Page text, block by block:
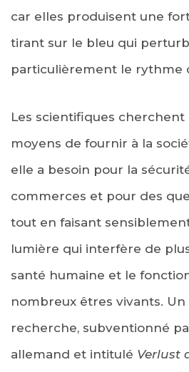
car elles produisent une
tirant sur le bleu qui
particulièrement le rythme
Les scientifiques cherchent
moyens de fournir à la
elle a besoin pour la
commerces et pour des
tout en faisant
lumière qui interfère de
santé humaine et le
nombreux êtres vivants.
recherche, subventionné
allemand et intitulé Verlust